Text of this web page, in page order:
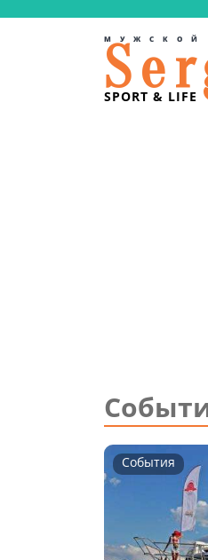
SPORT & LIFE
МУЖСКОЙ
События